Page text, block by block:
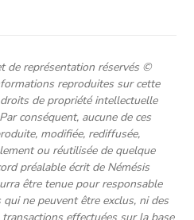
de représentation réservés ©
reproduites sur cette
de propriété intellectuelle
conséquent, aucune de ces
modifiée, rediffusée,
ou réutilisée de quelque
préalable écrit de Némésis
être tenue pour responsable
ne peuvent être exclus, ni des
effectuées sur la base